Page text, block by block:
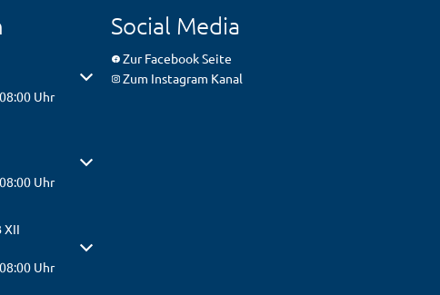
oder Schließzeiten auszublenden
Uhr
oder Schließzeiten auszublenden
Uhr
XII
oder Schließzeiten auszublenden
Uhr
Social Media
Zur Facebook Seite
Zum Instagram Kanal